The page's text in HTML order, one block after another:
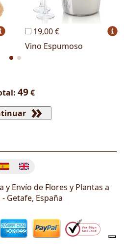
19,00 €
Vino Espumoso
49€
y Envío de Flores y Plantas a
- Getafe, España